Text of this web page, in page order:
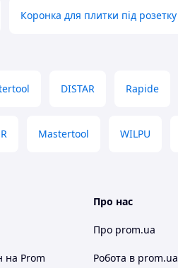
Коронка для плитки під розетку
DISTAR Rapide
Mastertool WILPU
на Prom
Про нас
Про prom.ua
Робота в prom.ua